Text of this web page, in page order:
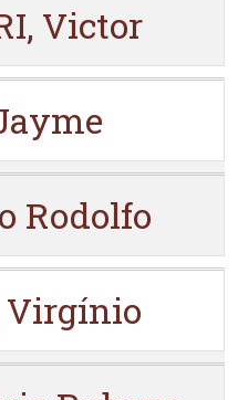
Victor
Rodolfo
Virgínio